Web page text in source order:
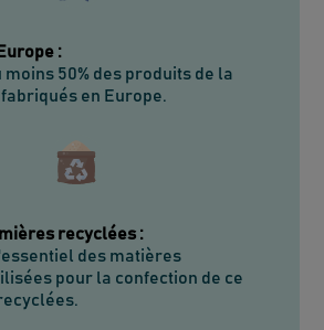
:
moins 50% des produits de la
en Europe.
recyclées :
des matières
pour la confection de ce